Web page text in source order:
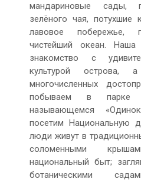
мандариновые сады,
зелёного чая, потухшие
лавовое побережье,
чистейший океан. Наша
знакомство с
культурой острова,
многочисленных
побываем в парке
называющемся
посетим Национальную
люди живут в
соломенными
национальный быт;
ботаническими